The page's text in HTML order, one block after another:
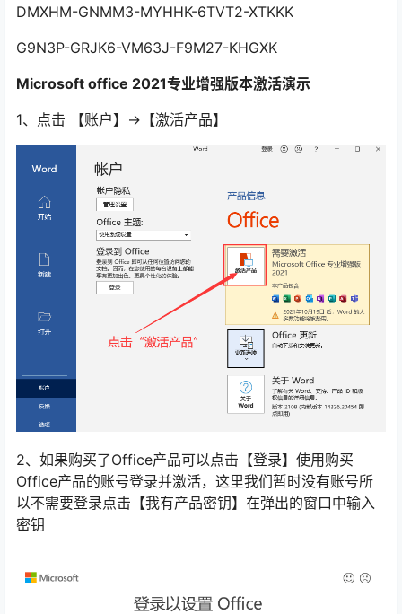
DMXHM-GNMM3-MYHHK-6TVT2-XTKKK
G9N3P-GRJK6-VM63J-F9M27-KHGXK
Microsoft office 2021专业增强版本激活演示
1、点击 【账户】->【激活产品】
2、如果购买了Office产品可以点击【登录】使用购买
Office产品的账号登录并激活，这里我们暂时没有账号所
以不需要登录点击【我有产品密钥】在弹出的窗口中输入
密钥